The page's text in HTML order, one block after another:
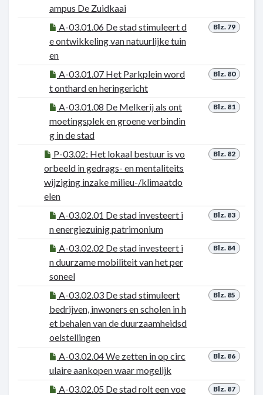
ampus De Zuidkaai
Blz. 79
A-03.01.06 De stad stimuleert d
e ontwikkeling van natuurlijke tuin
en
Blz. 80
A-03.01.07 Het Parkplein word
t onthard en heringericht
Blz. 81
A-03.01.08 De Melkerij als ont
moetingsplek en groene verbindin
g in de stad
Blz. 82
P-03.02: Het lokaal bestuur is vo
orbeeld in gedrags- en mentaliteits
wijziging inzake milieu-/klimaatdo
elen
Blz. 83
A-03.02.01 De stad investeert i
n energiezuinig patrimonium
Blz. 84
A-03.02.02 De stad investeert i
n duurzame mobiliteit van het per
soneel
Blz. 85
A-03.02.03 De stad stimuleert
bedrijven, inwoners en scholen in h
et behalen van de duurzaamheidsd
oelstellingen
Blz. 86
A-03.02.04 We zetten in op circ
ulaire aankopen waar mogelijk
Blz. 87
A-03.02.05 De stad rolt een voe